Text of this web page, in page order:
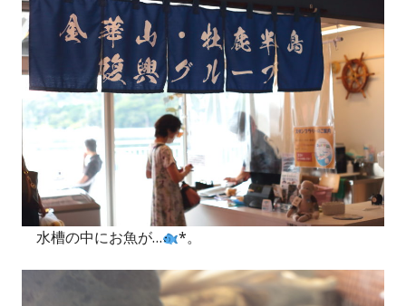
水槽の中にお魚が… *。